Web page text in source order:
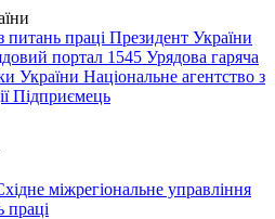
питань праці Президент України
портал 1545 Урядова гаряча
України Національне агентство з
Підприємець
міжрегіональне управління
праці